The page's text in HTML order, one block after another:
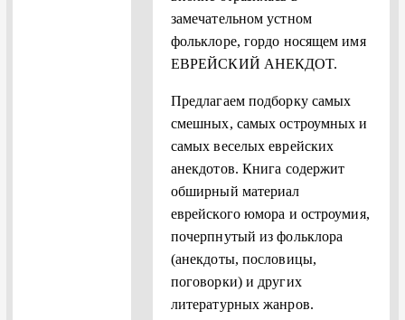
замечательном устном
фольклоре, гордо носящем имя
ЕВРЕЙСКИЙ АНЕКДОТ.
Предлагаем подборку самых
смешных, самых остроумных и
самых весeлых еврейских
анекдотов. Книга содержит
обширный материал
еврейского юмора и остроумия,
почерпнутый из фольклора
(анекдоты, пословицы,
поговорки) и других
литературных жанров.